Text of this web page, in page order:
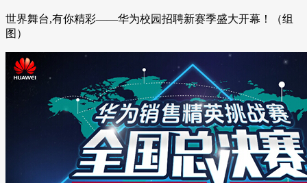
世界舞台,有你精彩——华为校园招聘新赛季盛大开幕！（组
图）